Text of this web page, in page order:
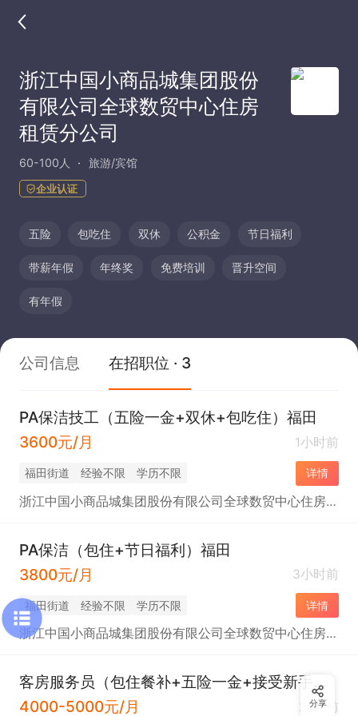
浙江中国小商品城集团股份
有限公司全球数贸中心住房
租赁分公司
60-100人 旅游/宾馆
企业认证
五险 包吃住 双休 公积金 节日福利
带薪年假 年终奖 免费培训 晋升空间
有年假
公司信息 在招职位 · 3
PA保洁技工（五险一金+双休+包吃住）福田
3600元/月
1小时前
福田街道 经验不限 学历不限 详情
浙江中国小商品城集团股份有限公司全球数贸中心住房租赁分公司
PA保洁（包住+节日福利）福田
3800元/月
3小时前
福田街道 经验不限 学历不限 详情
浙江中国小商品城集团股份有限公司全球数贸中心住房租赁分公司
客房服务员（包住餐补+五险一金+接受新手）福田
4000-5000元/月
25天前
分享